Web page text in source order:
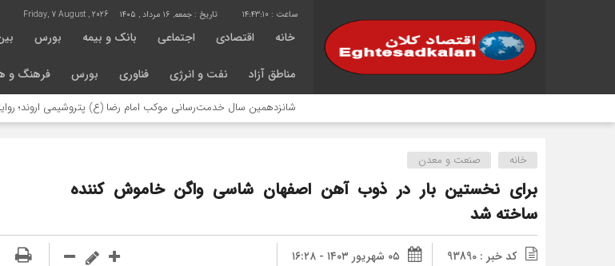
14:43:11 تاریخ : جمعه, ۱۶ مرداد , ۱۴۰۵ Friday, 7 August , 2026
خانه اقتصادی اجتماعی بانک و بیمه بورس
مناطق آزاد نفت و انرژی فناوری بورس فرهنگ و
شانزدهمین سال خدمت‌رسانی موکب امام رضا (ع) پتروشیمی اروند؛ روایتی از
خانه صنعت و معدن
برای نخستین بار در ذوب آهن اصفهان شاسی واگن خاموش کننده
ساخته شد
کد خبر : 93890 ۰۵ شهریور ۱۴۰۳ - ۱۶:۲۸